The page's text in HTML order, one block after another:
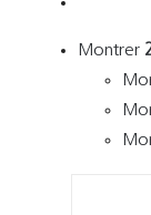
Montrer